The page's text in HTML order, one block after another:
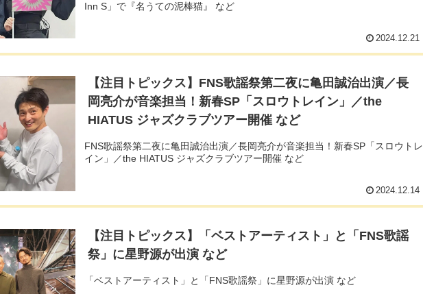
Inn S」で『名うての泥棒猫』 など
2024.12.21
【注目トピックス】FNS歌謡祭第二夜に亀田誠治出演／長
岡亮介が音楽担当！新春SP「スロウトレイン」／the
HIATUS ジャズクラブツアー開催 など
FNS歌謡祭第二夜に亀田誠治出演／長岡亮介が音楽担当！新春SP「スロウトレ
イン」／the HIATUS ジャズクラブツアー開催 など
2024.12.14
【注目トピックス】「ベストアーティスト」と「FNS歌謡
祭」に星野源が出演 など
「ベストアーティスト」と「FNS歌謡祭」に星野源が出演 など